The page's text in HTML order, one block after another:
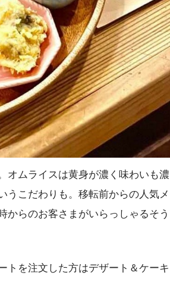
オムライスは黄身が濃く味わいも濃
うこだわりも。移転前からの人気メ
からのお客さまがいらっしゃるそう
トを注文した方はデザート＆ケーキ